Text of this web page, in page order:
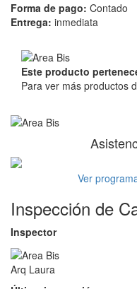
Forma de pago: Contado
Entrega: inmediata
Este producto
Para ver más productos
Ver
Inspección de
Inspector
Arq Laura